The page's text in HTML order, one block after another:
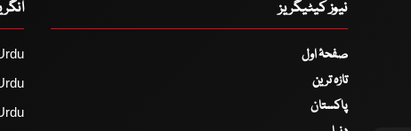
نیوز کیٹیگریز
صفحۂ اول
تازہ ترین
پاکستان